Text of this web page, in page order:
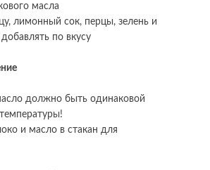
масла
лимонный сок, перцы, зелень и
по вкусу
должно быть одинаковой
и масло в стакан для